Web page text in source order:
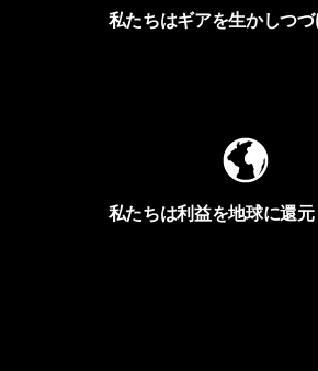
私たちはギアを生かしつづ
私たちは利益を地球に還元